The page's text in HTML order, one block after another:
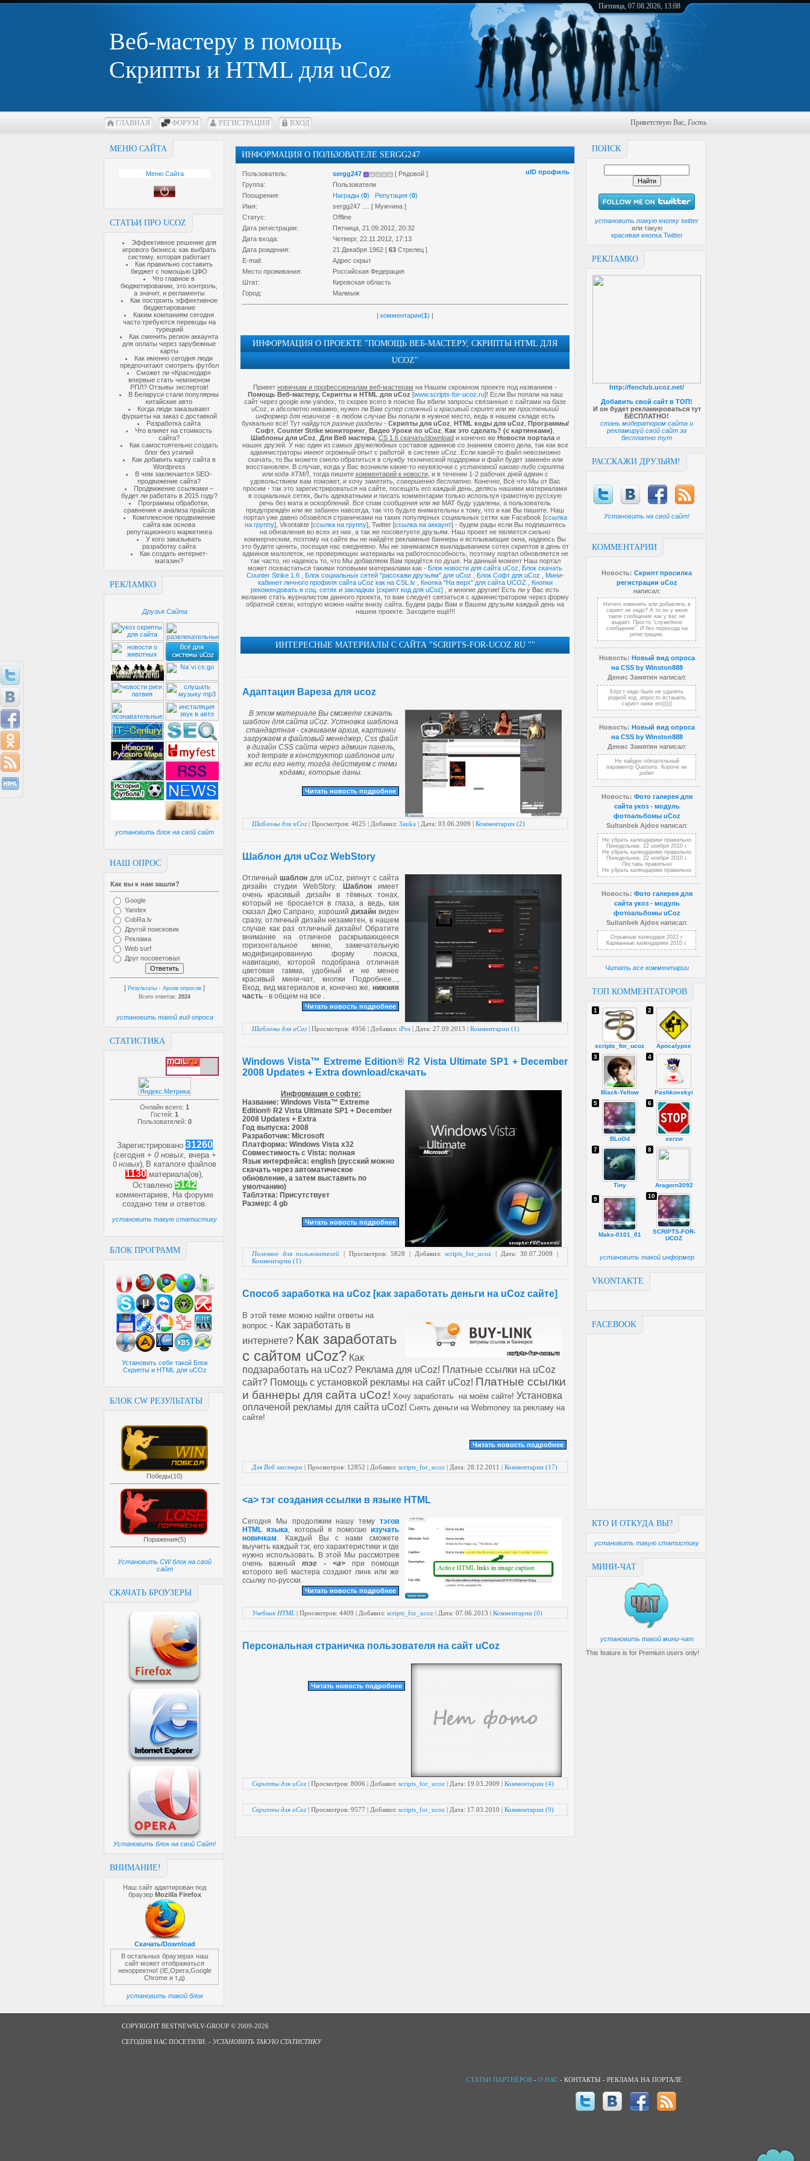
Веб-мастеру в помощь
Скрипты и HTML для uCoz
Пятница, 07.08.2026, 13:08
ГЛАВНАЯ ФОРУМ РЕГИСТРАЦИЯ ВХОД Приветствую Вас, Гость
МЕНЮ САЙТА
Меню Сайта
СТАТЬИ ПРО UCOZ
Эффективное решение для
игрового бизнеса: как выбрать
систему, которая работает
Как правильно составить
бюджет с помощью ЦФО
Что главное в
бюджетировании, это контроль,
а значит, и регламенты
Как построить эффективное
бюджетирование
Каким компаниям сегодня
часто требуются переводы на
турецкий
Как сменить регион аккаунта
для оплаты через зарубежные
карты
Как именно сегодня люди
предпочитают смотреть футбол
Сможет ли «Краснодар»
впервые стать чемпионом
РПЛ? Отзывы экспертов!
В Беларуси стали популярны
китайские авто
Когда люди заказывают
фуршеты на заказ с доставкой
Разработка сайта
Что влияет на стоимость
сайта?
Как самостоятельно создать
блог без усилий
Как добавить карту сайта в
Wordpress
В чем заключается SEO-
продвижение сайта?
Продвижение ссылками –
будет ли работать в 2015 году?
Программы обработки,
сравнения и анализа прайсов
Комплексное продвижение
сайта как основа
репутационного маркетинга
У кого заказывать
разработку сайта
Как создать интернет-
магазин?
РЕКЛАМКО
Друзья Сайта
установить блок на свой сайт
НАШ ОПРОС
Как вы к нам зашли?
Google
Yandex
CobRa.lv
Другой поисковик
Реклама
Web surf
Друг посоветовал
[ Результаты · Архив опросов ]
Всего ответов: 2024
установить такой вид опроса
СТАТИСТИКА
Онлайн всего: 1
Гостей: 1
Пользователей: 0
Зарегистрировано 31260
(сегодня + 0 новых, вчера +
0 новых) В каталоге файлов
1130 материала(ов),
Оставлено 5142
комментариев, На форуме
создано тем и ответов.
установить такую статистику
БЛОК ПРОГРАММ
Установить себе такой Блок
Скрипты и HTML для uCOz
БЛОК CW РЕЗУЛЬТАТЫ
Победы(10)
Поражения(5)
Установить CW блок на свой
сайт
СКАЧАТЬ БРОУЗЕРЫ
Установить блок на свой Сайт!
ВНИМАНИЕ!
Наш сайт адаптирован под
браузер Mozilla Firefox
Скачать/Download
В остальных браузерах наш
сайт может отображаться
некорректно! (IE,Opera,Google
Chrome и т.д)
установить такой блок
ПОИСК
установить такую кнопку twitter
или такую
красивая кнопка Twitter
РЕКЛАМКО
http://feoclub.ucoz.net/
Добавить свой сайт в ТОП!
И он будет рекламироваться тут
БЕСПЛАТНО!
стань модератором сайта и
рекламируй свой сайт за
бесплатно тут
РАССКАЖИ ДРУЗЬЯМ!
Установить на свой сайт!
КОММЕНТАРИИ
Новость: Скрипт просилка
регистрации uCoz
написал:
Ничего изменять или добавлять в
скрипт не надо? А то он у меня
такое сообщение как у вас не
выдаёт. Просто "служебное
сообщение". И без перехода на
регистрацию.
Новость: Новый вид опроса
на CSS by Winston888
Денис Замятин написал:
Епрст надо было не удалять
родной код ,апросто встаыить
скрипт ниже его)))))
Новость: Новый вид опроса
на CSS by Winston888
Денис Замятин написал:
Не найден обязательный
параментр Quetions. Короче не
робит
Новость: Фото галерея для
сайта укоз - модуль
фотоальбомы uCoz
Sultanbek Ajdosнаписал:
Не убрать календарики правильно
Понедельник, 22 ноября 2010 г.
Не убрать календарики правильно
Понедельник, 22 ноября 2010 г.
Поставь правильно
Не убрать календарики правильно
Новость: Фото галерея для
сайта укоз - модуль
фотоальбомы uCoz
Sultanbek Ajdosнаписал:
Отрывные календари 2022 г.
Карманные календарики 2010 г.
Читать все комментарии
ТОП КОММЕНТАТОРОВ
scripts_for_ucoz
1
Apocalypse
2
Black-Yellow
3
Pashkovskyi
4
BLoOd
5
serzw
6
Tiny
7
Aragorn3092
8
Maks-0101_01
9
SCRIPTS-FOR-
UCOZ
10
установить такой информер
VKONTAKTE
FACEBOOK
КТО И ОТКУДА ВЫ?
установить такую статистику
МИНИ-ЧАТ
установить такой мини-чат
This feature is for Premium users only!
ИНФОРМАЦИЯ О ПОЛЬЗОВАТЕЛЕ SERGG247
uID профиль
Пользователь: sergg247
[ Рядовой ]
Группа:
Пользователи
Поощрения:
Награды (0) Репутация (0)
Имя:
sergg247 .... [ Мужчина ]
Статус:
Offline
Дата регистрации:
Пятница, 21.09.2012, 20:32
Дата входа:
Четверг, 22.11.2012, 17:13
Дата рождения:
21 Декабря 1962 [ 63 Стрелец ]
E-mail:
Адрес скрыт
Место проживания:
Российская Федерация
Штат:
Кировская область
Город:
Малмыж
| комментарии(1) |
ИНФОРМАЦИЯ О ПРОЕКТЕ "ПОМОЩЬ ВЕБ-МАСТЕРУ, СКРИПТЫ HTML ДЛЯ
UCOZ"
Привет новичкам и профессионалам веб-мастерам на Нашем скромном проекте под названием -
Помощь Веб-мастеру, Скрипты и HTML для uCoz [www.scripts-for-ucoz.ru]! Если Вы попали на наш
сайт через google или yandex, то скорее всего в поиске Вы вбили запросы связанные с сайтами на базе
uCoz, и абсолютно неважно, нужен ли Вам супер сложный и красивый скрипт или же простенький
информер для новичков- в любом случае Вы попали в нужное место, ведь в нашем складе есть
буквально всё! Тут найдутся разные разделы- Скрипты для uCoz HTML коды для uCoz Программы/
Софт Counter Strike мониторинг Видео Уроки по uCoz Как это сделать? (с картинками)
Шаблоны для uCoz Для Веб мастера, CS 1.6 скачать/downloadи конечно же Новости порталаи
наших друзей. У нас один из самых дружелюбных составов админов со знанием своего дела, так как все
администраторы имеют огромный опыт с работой в системе uCoz. Если какой-то файл невозможно
скачать, то Вы можете смело обратиться в службу технической поддержки и файл будет заменён или
восстановлен. В случае, когда у Вас возникли какие-то неувязочки с установкой какого-либо скрипта
или кода ХТМЛ, тогда пишите комментарий к новости, и в течении 1-2 рабочих дней админ с
удовольствием вам поможет, и хочу заметить, совершенно бесплатно. Конечно, Всё что Мы от Вас
просим - так это зарегистрироваться на сайте, посещать его каждый день, делясь нашими материалами
в социальных сетях, быть адекватными и писать комментарии только используя грамотную русскую
речь без мата и оскорблений. Все спам сообщения или же МАТ буду удалены, а пользователь
предупреждён или же забанен навсегда, так что будьте внимательны к тому, что и как Вы пишите. Наш
портал уже давно обзавёлся страничками на таких популярных социальных сетях как Facebook [ссылка
на группу], Vkontakte [ссылка на группу], Twitter [ссылка на аккаунт] - будем рады если Вы подпишитесь
на обновления во всех из них, а так же посоветуете друзьям. Наш проект не является сильно
коммерческим, поэтому на сайте вы не найдёте рекламные баннеры и всплывающие окна, надеюсь Вы
это будете ценить, посещая нас ежедневно. Мы не занимаемся выкладыванием сотен скриптов в день от
админов малолеток, не проверяющих материалы на работоспособность, поэтому портал обновляется не
так часто, но надеюсь то, что Мы добавляем Вам придётся по душе. На данный момент Наш портал
может похвастаться такими топовыми материалами как - Блок новости для сайта uCoz
Блок скачать
Counter Strike 1.6, Блок социальных сетей "расскажи друзьям" для uCoz Блок Софт для uCoz
Мини-
кабинет личного профиля сайта uCoz как на CSL.lv, Кнопка "На верх" для сайта UCOZ,
Кнопки
рекомендовать в соц. сетях и закладках [скрипт код для uCoz] , и многие другие! Есть ли у Вас есть
желание стать журналистом данного проекта, то вам следует связаться с администратором через форму
обратной связи, которую можно найти внизу сайта. Будем рады Вам и Вашем друзьям каждый день на
нашем проекте. Заходите ещё!!!
ИНТЕРЕСНЫЕ МАТЕРИАЛЫ С САЙТА "SCRIPTS-FOR-UCOZ.RU ""
Адаптация Вареза для ucoz
В этом материале Вы сможете скачать
шаблон для сайта uCoz. Устновка шаблона
стандартная - скачиваем архив, картинки
загружаем в файловый менеджер, Css файл
в дизайн CSS сайта через адмиин панель,
код tempate в конструктор шаблонов или
же если его нету, тогда действуем с теми
кодами, которые даны.
Читать новость подробнее
Шаблоны для uCoz | Просмотров: 4625 | Добавил: 3auka | Дата: 03.06.2009 Комментарии (2)
Шаблон для uCoz WebStory
Отличный шаблон для uCoz, рипнут с сайта
дизайн студии WebStory.
Шаблонимеет
очень красивый дизайн в тёмных тонах,
который не бросается в глаза, а ведь, как
сказал Джо Сапрано, хорошийдизайн виден
сразу, отличный дизайн незаметен, в нашем
случае как раз отличный дизайн! Обратите
внимание на отличное раскрывающееся
горизонтальное меню, замечательную
модифицированную форму поиска,
навигацию, которой подобрана отличная
цветовая гамма, удобный и не менее
красивый мини-чат, кнопки Подробнее...,
Вход, вид материалов и, конечно же, нижняя
часть - в общем на все .
Читать новость подробнее
Шаблоны для uCoz | Просмотров: 4956 | Добавил: iPos | Дата: 27.09.2013 Комментарии (1)
Windows Vista™ Extreme Edition® R2 Vista Ultimate SP1 + December
2008 Updates + Extra download/скачать
Информация о софте:
Название: Windows Vista™ Extreme
Edition® R2 Vista Ultimate SP1 + December
2008 Updates + Extra
Год выпуска: 2008
Разработчик: Microsoft
Платформа: Windows Vista x32
Совместимость с Vista: полная
Язык интерфейса: english (русский можно
скачать через автоматическое
обновление, а затем выставить по
умолчанию)
Таблэтка: Присутствует
Размер: 4 gb
Читать новость подробнее
Полезное для пользователей | Просмотров: 5828 | Добавил:scripts_for_ucoz | Дата:30.07.2009
|
Комментарии (1)
Способ заработка на uCoz [как заработать деньги на uCoz сайте]
В этой теме можно найти ответы на
вопрос - Как заработать в
интернете? Как заработать
с сайтом uCoz? Как
подзаработать на uCoz? Реклама для uCoz! Платные ссылки на uCoz
сайт? Помощь с установкой рекламы на сайт uCoz! Платные ссылки
и баннеры для сайта uCoz! Хочу заработать на моём сайте! Установка
оплаченой рекламы для сайта uCoz! Снять деньги на Webmoney за рекламу на
сайте!
Читать новость подробнее
Для Веб мастера | Просмотров: 12852 | Добавил: scripts_for_ucoz | Дата: 28.12.2011 | Комментарии (17)
<a> тэг создания ссылки в языке HTML
Сегодня Мы продолжим нашу тему тэгов
HTML языка, который я помогаюизучать
новичкам. Каждый Вы с нами сможете
выучить каждый тэг, его характеристики и где
нужно использовать. В этой Мы рассмотрев
очень важныйтэг - <a>при помощи
которого веб мастера создают линк или же
ссылку по-русски.
Читать новость подробнее
Учебник HTML | Просмотров: 4409 | Добавил: scripts_for_ucoz | Дата: 07.06.2013 | Комментарии (0)
Персональная страничка пользователя на сайт uCoz
Читать новость подробнее
Скрипты для uCoz | Просмотров: 8006 | Добавил: scripts_for_ucoz | Дата: 19.03.2009 | Комментарии (4)
Скрипты для uCoz | Просмотров: 9577 | Добавил: scripts_for_ucoz | Дата: 17.03.2010 | Комментарии (9)
COPYRIGHT BESTNEWSLV-GROUP © 2009-2026
СЕГОДНЯ НАС ПОСЕТИЛИ: - УСТАНОВИТЬ ТАКУЮ СТАТИСТИКУ
СТАТЬИ ПАРТНЁРОВ - О НАС - КОНТАКТЫ - РЕКЛАМА НА ПОРТАЛЕ